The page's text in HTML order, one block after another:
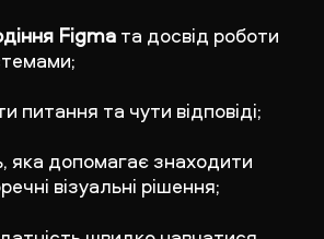
Figmaта досвід роботи
питання та чути відповіді;
яка допомагає знаходити
візуальні рішення;